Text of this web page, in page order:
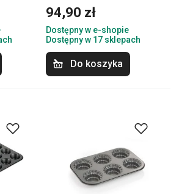
94,90 zł
Dostępny w e-shopie
Dostępny w 17 sklepach
Do koszyka